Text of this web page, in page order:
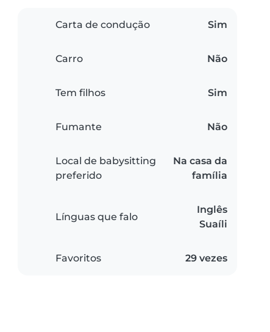
Carta de condução Sim
Carro Não
Tem filhos Sim
Fumante Não
Local de babysitting
preferido
Na casa da
família
Línguas que falo
Inglês
Suaíli
Favoritos 29 vezes